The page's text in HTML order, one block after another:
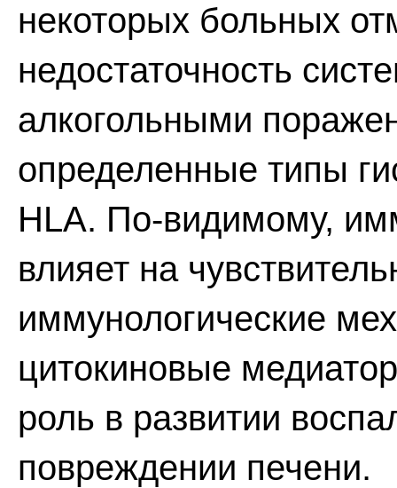
некоторых больных
недостаточность
алкогольными
определенные типы
HLA. По-видимому,
влияет на
иммунологические
цитокиновые
роль в развитии
повреждении печени.